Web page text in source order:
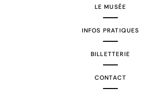
LE MUSÉE
INFOS PRATIQUES
BILLETTERIE
CONTACT